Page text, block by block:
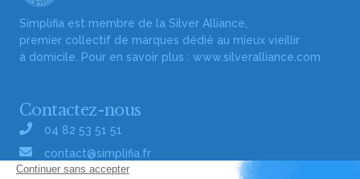
Simplifia est membre de la Silver Alliance,
premier collectif de marques dédié au mieux vieillir
à domicile. Pour en savoir plus : www.silveralliance.com
Contactez-nous
04 82 53 51 51
contact@simplifia.fr